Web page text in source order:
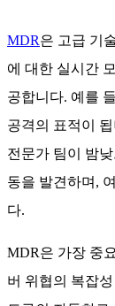
MDR은 고급 기
에 대한 실시간
공합니다. 예를
공격의 표적이
전문가 팀이 밤
동을 발견하며,
다.
MDR은 가장 중
버 위협의 복잡